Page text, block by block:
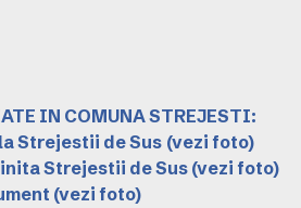
IN COMUNA STREJESTI:
Strejestii de Sus (vezi foto)
Strejestii de Sus (vezi foto)
(vezi foto)